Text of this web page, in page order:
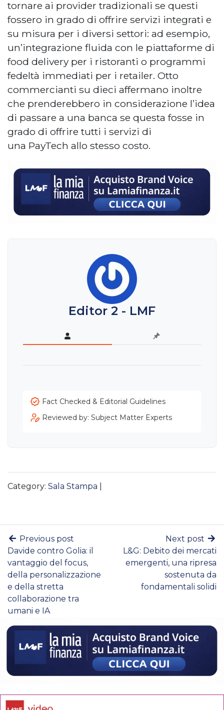
tornare ai provider tradizionali se questi
fossero in grado di offrire servizi integrati e
su misura per i diversi settori: ad esempio,
un’integrazione fluida con le piattaforme di
food delivery per i ristoranti o programmi
fedeltà immediati per i retailer. Otto
commercianti su dieci affermano inoltre
che prenderebbero in considerazione l’idea
di passare a una banca se questa fosse in
grado di offrire tutti i servizi di
una PayTech allo stesso costo.
Editor 2 - LMF
Fact Checked & Editorial Guidelines
Reviewed by: Subject Matter Experts
Category: Sala Stampa
Previous post
Davide contro Golia: il
vantaggio del focus,
della personalizzazione
e della stretta
collaborazione tra
umani e IA
Next post
L&G: Debito dei mercati
emergenti, una ripresa
sostenuta da
fondamentali solidi